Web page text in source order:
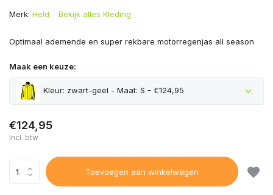
Merk: Held Bekijk alles Kleding
Optimaal ademende en super rekbare motorregenjas all season
Maak een keuze:
Kleur: zwart-geel - Maat: S - €124,95
€124,95
Incl. btw
Toevoegen aan winkelwagen